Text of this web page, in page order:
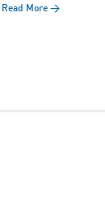
Read More →